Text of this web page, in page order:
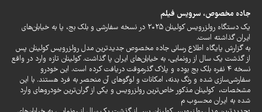
جاده مخصوص، سرویس فیلم
یک دستگاه رولزرویس کولینان ۲۰۲۵ در نسخه سفارشی و بلک بج، پا به خیابان‌های
ایران گذاشته است.
به گزارش پایگاه اطلاع رسانی جاده مخصوص جدیدترین مدل رولزرویسکولینان پس
از گذشت یک سال از رونمایی، به خیابان‌های ایران پا گذاشت. کولینان تازه وارد در واقع
نسخه ۴ نفره بلک بج بوده و پلاک گذرموقت دریافت کرده است. این خودرو
سفارشی‌سازی شده و رنگ بدنه، امکانات و لوگوهای آن منحصر به فرد هستند. با این
مشخصات، ‌ کولینان مذکور خاص‌ترین رولزرویس و یکی از گران‌ترین خودروهای وارد
شده به ایران محسوب م